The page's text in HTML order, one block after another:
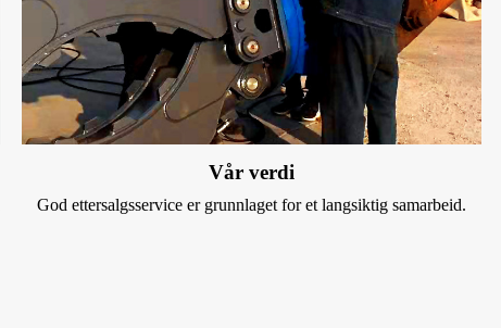
Vår verdi
God ettersalgsservice er grunnlaget for et langsiktig samarbeid.